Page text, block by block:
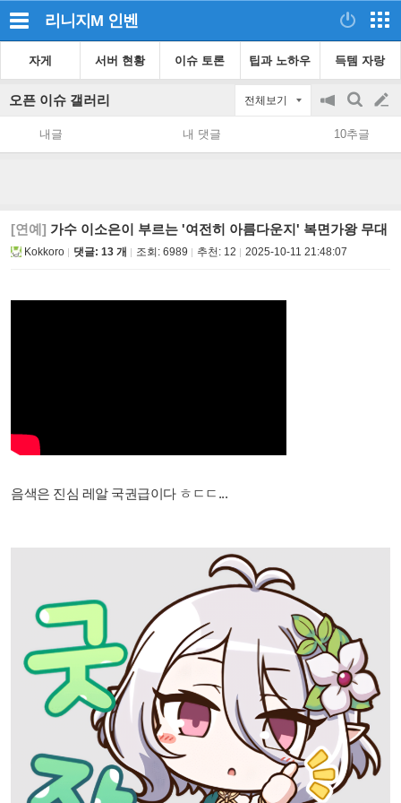
리니지M 인벤
자게 서버 현황 이슈 토론 팁과 노하우 득템 자랑
오픈 이슈 갤러리 전체보기
공
지
on/off
검
색
글
쓰
내글 내 댓글 10추글
[연예] 가수 이소은이 부르는 '여전히 아름다운지' 복면가왕 무대
Kokkoro 댓글: 13 개 조회: 6989 추천: 12 2025-10-11 21:48:07
음색은 진심 레알 국권급이다 ㅎㄷㄷ...